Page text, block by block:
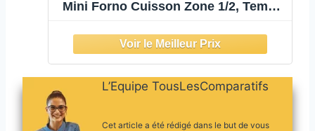
Mini Forno Cuisson Zone 1/2, Temp
L’Equipe TousLesComparatifs
Cet article a été rédigé dans le but de vous